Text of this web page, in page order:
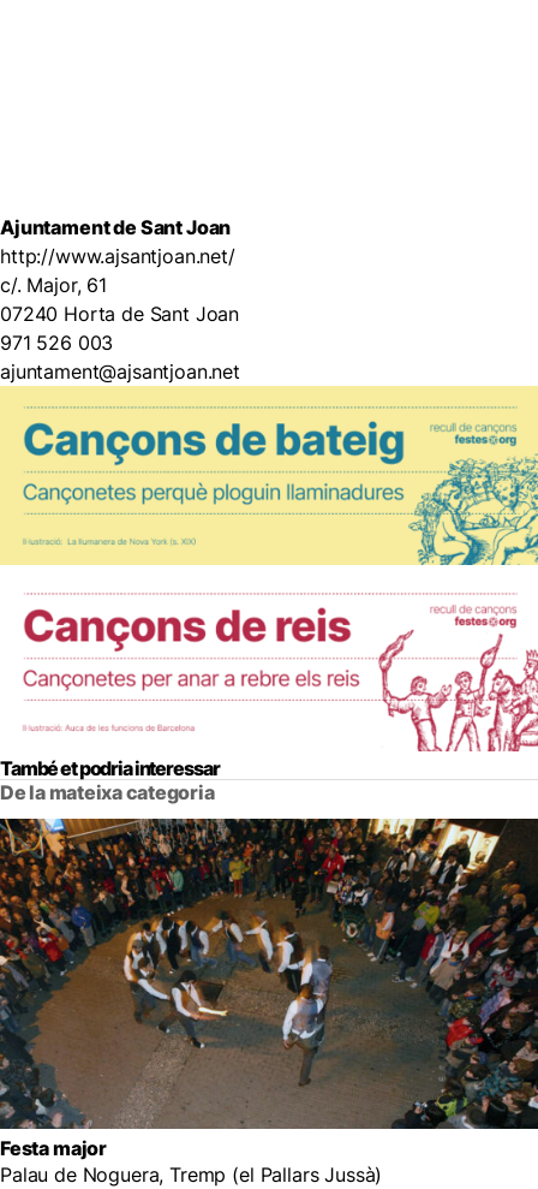
Ajuntament de Sant Joan
http://www.ajsantjoan.net/
c/. Major, 61
07240 Horta de Sant Joan
971 526 003
ajuntament@ajsantjoan.net
També et podria interessar
De la mateixa categoria
Festa major
Palau de Noguera, Tremp (el Pallars Jussà)